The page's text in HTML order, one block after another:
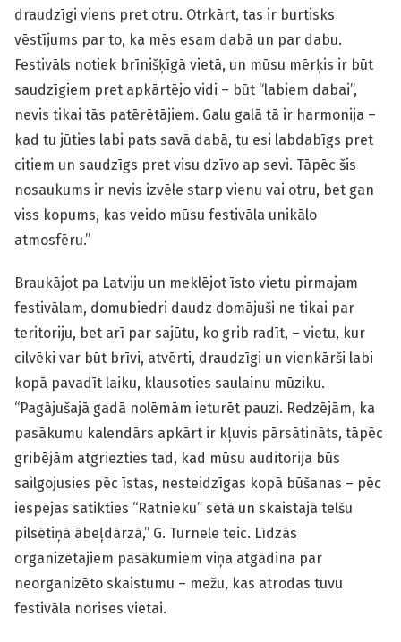
draudzīgi viens pret otru. Otrkārt, tas ir burtisks
vēstījums par to, ka mēs esam dabā un par dabu.
Festivāls notiek brīnišķīgā vietā, un mūsu mērķis ir būt
saudzīgiem pret apkārtējo vidi – būt “labiem dabai”,
nevis tikai tās patērētājiem. Galu galā tā ir harmonija –
kad tu jūties labi pats savā dabā, tu esi labdabīgs pret
citiem un saudzīgs pret visu dzīvo ap sevi. Tāpēc šis
nosaukums ir nevis izvēle starp vienu vai otru, bet gan
viss kopums, kas veido mūsu festivāla unikālo
atmosfēru.”
Braukājot pa Latviju un meklējot īsto vietu pirmajam
festivālam, domubiedri daudz domājuši ne tikai par
teritoriju, bet arī par sajūtu, ko grib radīt, – vietu, kur
cilvēki var būt brīvi, atvērti, draudzīgi un vienkārši labi
kopā pavadīt laiku, klausoties saulainu mūziku.
“Pagājušajā gadā nolēmām ieturēt pauzi. Redzējām, ka
pasākumu kalendārs apkārt ir kļuvis pārsātināts, tāpēc
gribējām atgriezties tad, kad mūsu auditorija būs
sailgojusies pēc īstas, nesteidzīgas kopā būšanas – pēc
iespējas satikties “Ratnieku” sētā un skaistajā telšu
pilsētiņā ābeļdārzā,” G. Turnele teic. Līdzās
organizētajiem pasākumiem viņa atgādina par
neorganizēto skaistumu – mežu, kas atrodas tuvu
festivāla norises vietai.